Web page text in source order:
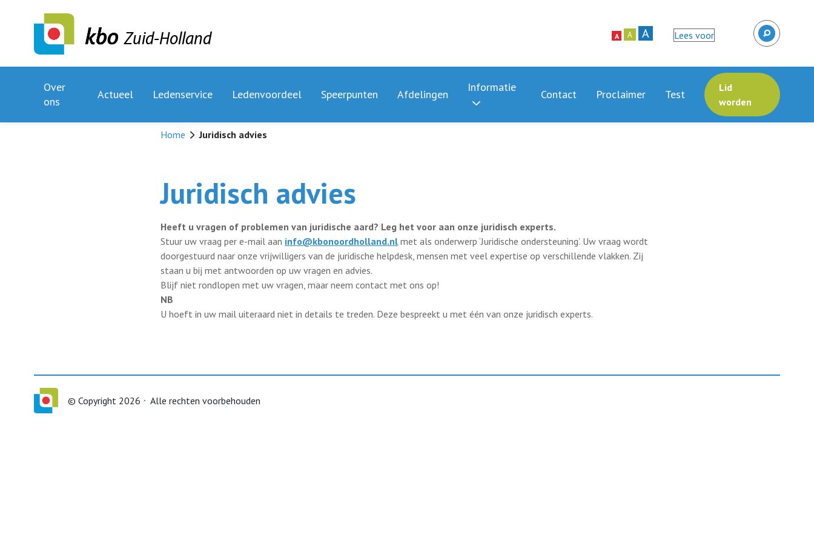
Zuid-Holland A A A Lees voor
Over
ons
Actueel Ledenservice Ledenvoordeel Speerpunten Afdelingen
Informatie
Contact Proclaimer Test
Lid
worden
Home Juridisch advies
Juridisch advies
Heeft u vragen of problemen van juridische aard? Leg het voor aan onze juridisch experts.
Stuur uw vraag per e-mail aan info@kbonoordholland.nl met als onderwerp ‘Juridische ondersteuning’. Uw vraag wordt
doorgestuurd naar onze vrijwilligers van de juridische helpdesk, mensen met veel expertise op verschillende vlakken. Zij
staan u bij met antwoorden op uw vragen en advies.
Blijf niet rondlopen met uw vragen, maar neem contact met ons op!
NB
U hoeft in uw mail uiteraard niet in details te treden. Deze bespreekt u met één van onze juridisch experts.
© Copyright 2026 Alle rechten voorbehouden